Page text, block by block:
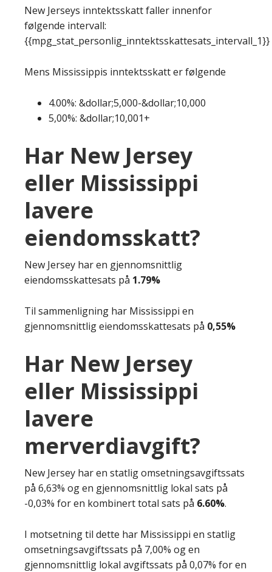
New Jerseys inntektsskatt faller innenfor
følgende intervall:
{{mpg_stat_personlig_inntektsskattesats_intervall_1}}
Mens Mississippis inntektsskatt er følgende
4.00%: &dollar;5,000-&dollar;10,000
5,00%: &dollar;10,001+
Har New Jersey
eller Mississippi
lavere
eiendomsskatt?
New Jersey har en gjennomsnittlig
eiendomsskattesats på 1.79%
Til sammenligning har Mississippi en
gjennomsnittlig eiendomsskattesats på 0,55%
Har New Jersey
eller Mississippi
lavere
merverdiavgift?
New Jersey har en statlig omsetningsavgiftssats
på 6,63% og en gjennomsnittlig lokal sats på
-0,03% for en kombinert total sats på 6.60%.
I motsetning til dette har Mississippi en statlig
omsetningsavgiftssats på 7,00% og en
gjennomsnittlig lokal avgiftssats på 0,07% for en